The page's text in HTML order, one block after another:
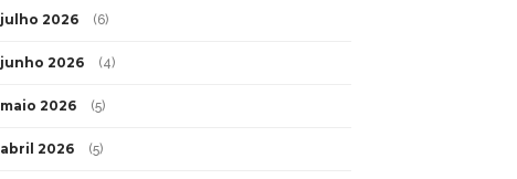
julho 2026 (6)
junho 2026 (4)
maio 2026 (5)
abril 2026 (5)